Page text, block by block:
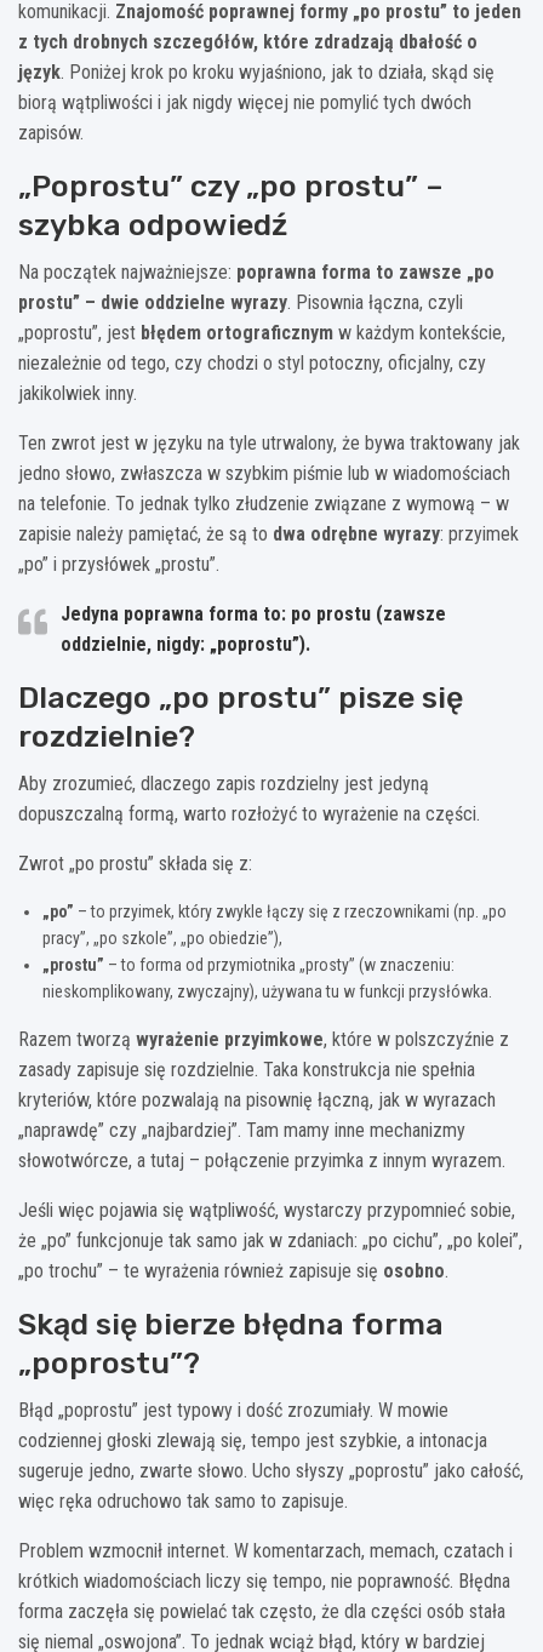
komunikacji. Znajomość poprawnej formy „po prostu” to jeden
z tych drobnych szczegółów, które zdradzają dbałość o
język. Poniżej krok po kroku wyjaśniono, jak to działa, skąd się
biorą wątpliwości i jak nigdy więcej nie pomylić tych dwóch
zapisów.
„Poprostu” czy „po prostu” –
szybka odpowiedź
Na początek najważniejsze: poprawna forma to zawsze „po
prostu” – dwie oddzielne wyrazy. Pisownia łączna, czyli
„poprostu”, jest błędem ortograficznym w każdym kontekście,
niezależnie od tego, czy chodzi o styl potoczny, oficjalny, czy
jakikolwiek inny.
Ten zwrot jest w języku na tyle utrwalony, że bywa traktowany jak
jedno słowo, zwłaszcza w szybkim piśmie lub w wiadomościach
na telefonie. To jednak tylko złudzenie związane z wymową – w
zapisie należy pamiętać, że są to dwa odrębne wyrazy: przyimek
„po” i przysłówek „prostu”.
Jedyna poprawna forma to: po prostu (zawsze
oddzielnie, nigdy: „poprostu”).
Dlaczego „po prostu” pisze się
rozdzielnie?
Aby zrozumieć, dlaczego zapis rozdzielny jest jedyną
dopuszczalną formą, warto rozłożyć to wyrażenie na części.
Zwrot „po prostu” składa się z:
„po” – to przyimek, który zwykle łączy się z rzeczownikami (np. „po
pracy”, „po szkole”, „po obiedzie”),
„prostu” – to forma od przymiotnika „prosty” (w znaczeniu:
nieskomplikowany, zwyczajny), używana tu w funkcji przysłówka.
Razem tworzą wyrażenie przyimkowe, które w polszczyźnie z
zasady zapisuje się rozdzielnie. Taka konstrukcja nie spełnia
kryteriów, które pozwalają na pisownię łączną, jak w wyrazach
„naprawdę” czy „najbardziej”. Tam mamy inne mechanizmy
słowotwórcze, a tutaj – połączenie przyimka z innym wyrazem.
Jeśli więc pojawia się wątpliwość, wystarczy przypomnieć sobie,
że „po” funkcjonuje tak samo jak w zdaniach: „po cichu”, „po kolei”,
„po trochu” – te wyrażenia również zapisuje się osobno.
Skąd się bierze błędna forma
„poprostu”?
Błąd „poprostu” jest typowy i dość zrozumiały. W mowie
codziennej głoski zlewają się, tempo jest szybkie, a intonacja
sugeruje jedno, zwarte słowo. Ucho słyszy „poprostu” jako całość,
więc ręka odruchowo tak samo to zapisuje.
Problem wzmocnił internet. W komentarzach, memach, czatach i
krótkich wiadomościach liczy się tempo, nie poprawność. Błędna
forma zaczęła się powielać tak często, że dla części osób stała
się niemal „oswojona”. To jednak wciąż błąd, który w bardziej